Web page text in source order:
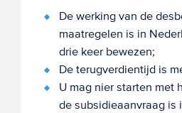
De werking van de
maatregelen is in
drie keer bewezen;
De terugverdientijd is
U mag nier starten met
de subsidieaanvraag is